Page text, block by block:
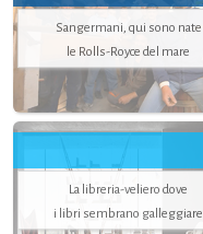
Sangermani, qui sono nate
le Rolls-Royce del mare
La libreria-veliero dove
i libri sembrano galleggiare